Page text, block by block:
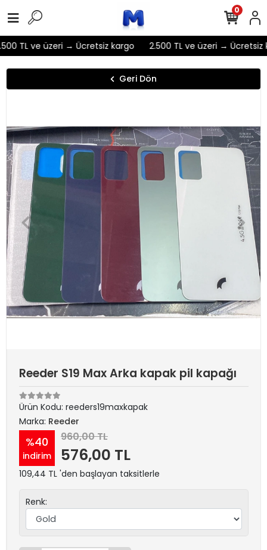
TL ve üzeri → Ücretsiz kargo 2.500 TL ve üzeri → Ücretsiz
0
Geri Dön
Reeder S19 Max Arka kapak pil kapağı
Ürün Kodu: reeders19maxkapak
Marka: Reeder
%40
indirim
960,00 TL
576,00 TL
109,44 TL 'den başlayan taksitlerle
Renk: